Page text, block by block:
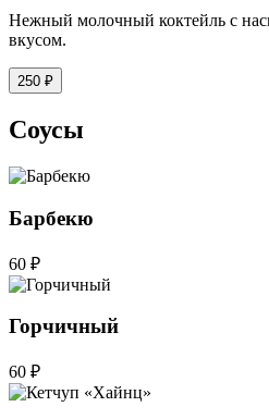
Нежный молочный коктейль с
вкусом.
250 ₽
Соусы
Барбекю
60 ₽
Горчичный
60 ₽